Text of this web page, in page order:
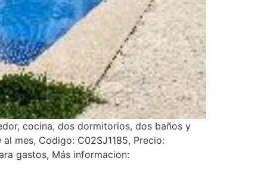
cocina, dos dormitorios, dos baños y
mes, Codigo: C02SJ1185, Precio:
gastos, Más informacion: